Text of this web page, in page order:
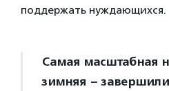
поддержать нуждающихся.
Самая масштабная
зимняя –